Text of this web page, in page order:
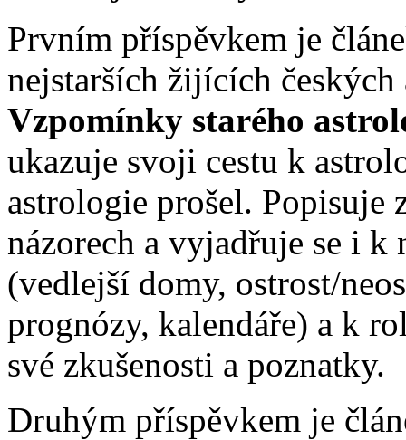
Prvním příspěvkem je
nejstarších žijících
Vzpomínky starého
ukazuje svoji cestu k
astrologie prošel. Popisuje
názorech a vyjadřuje se i
(vedlejší domy, ostrost/
prognózy, kalendáře) a k
své zkušenosti a poznatky.
Druhým příspěvkem je